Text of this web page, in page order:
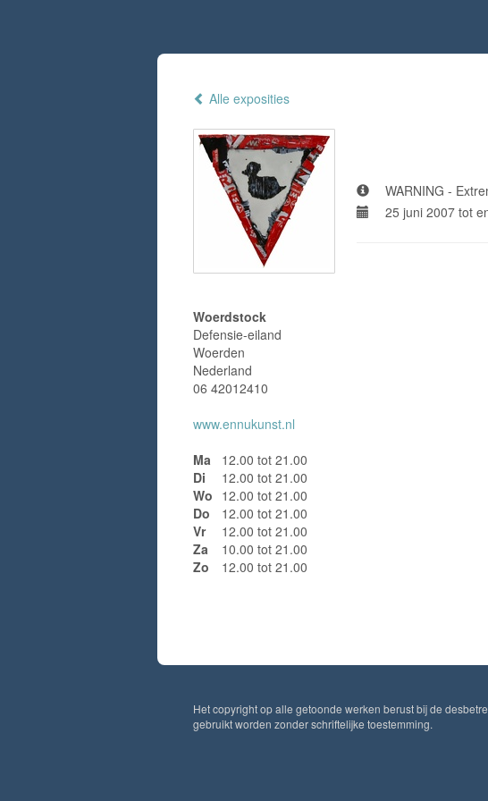
Alle exposities
WARNING -
25 juni 2007 tot
Woerdstock
Defensie-eiland
Woerden
Nederland
06 42012410
www.ennukunst.nl
Ma
12.00 tot 21.00
Di
12.00 tot 21.00
Wo 12.00 tot 21.00
Do
12.00 tot 21.00
Vr
12.00 tot 21.00
Za
10.00 tot 21.00
Zo
12.00 tot 21.00
Het copyright op alle getoonde werken berust bij de
gebruikt worden zonder schriftelijke toestemming.